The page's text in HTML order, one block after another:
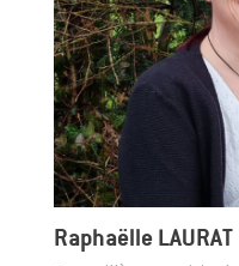
Raphaëlle LAURAT